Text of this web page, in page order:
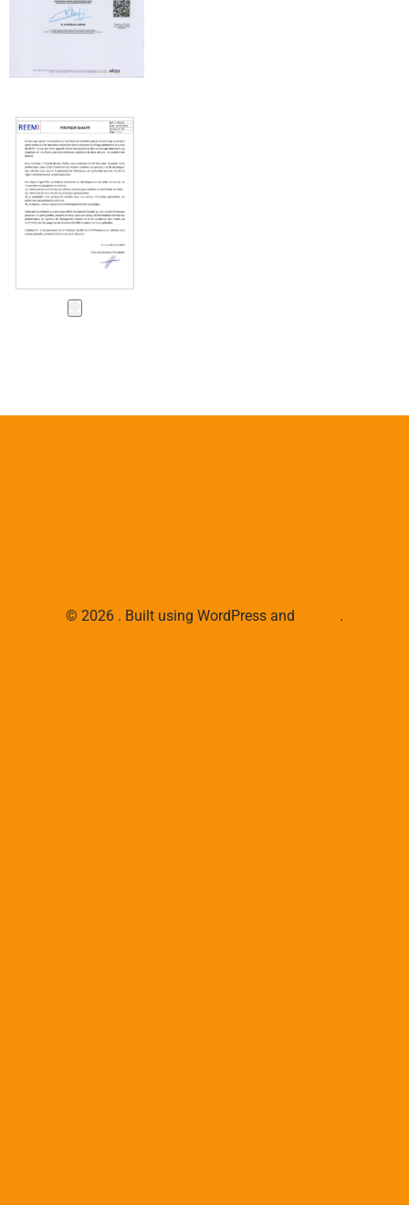
© 2026 . Built using WordPress and .